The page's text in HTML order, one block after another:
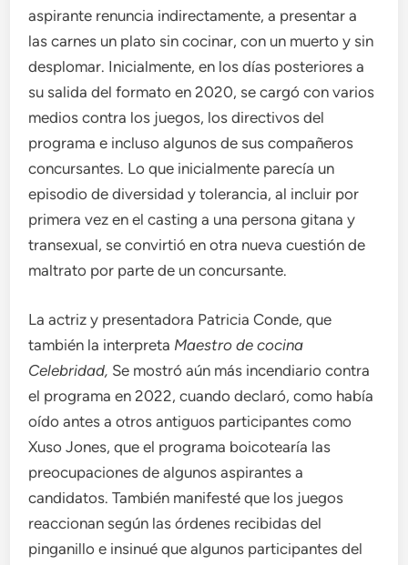
aspirante renuncia indirectamente, a presentar a
las carnes un plato sin cocinar, con un muerto y sin
desplomar. Inicialmente, en los días posteriores a
su salida del formato en 2020, se cargó con varios
medios contra los juegos, los directivos del
programa e incluso algunos de sus compañeros
concursantes. Lo que inicialmente parecía un
episodio de diversidad y tolerancia, al incluir por
primera vez en el casting a una persona gitana y
transexual, se convirtió en otra nueva cuestión de
maltrato por parte de un concursante.
La actriz y presentadora Patricia Conde, que
también la interpreta Maestro de cocina
Celebridad, Se mostró aún más incendiario contra
el programa en 2022, cuando declaró, como había
oído antes a otros antiguos participantes como
Xuso Jones, que el programa boicotearía las
preocupaciones de algunos aspirantes a
candidatos. También manifesté que los juegos
reaccionan según las órdenes recibidas del
pinganillo e insinué que algunos participantes del